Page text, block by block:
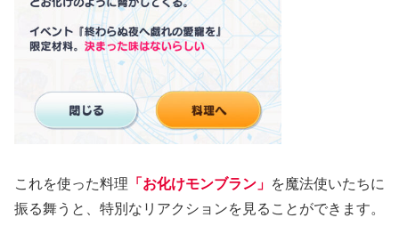
これを使った料理 「お化けモンブラン」 を魔法使いたちに
振る舞うと、特別なリアクションを見ることができます。